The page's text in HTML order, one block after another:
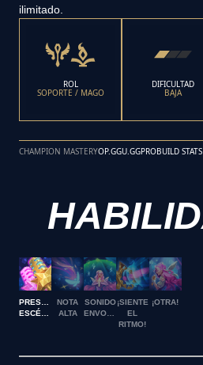
ilimitado.
ROL
SOPORTE / MAGO
DIFICULTAD
BAJA
CHAMPION MASTERYOP.GGU.GGPROBUILD STATS
PRESENCIANOTA
ALTA
SONIDO¡SIENTE
EL
RITMO!
¡OTRA!